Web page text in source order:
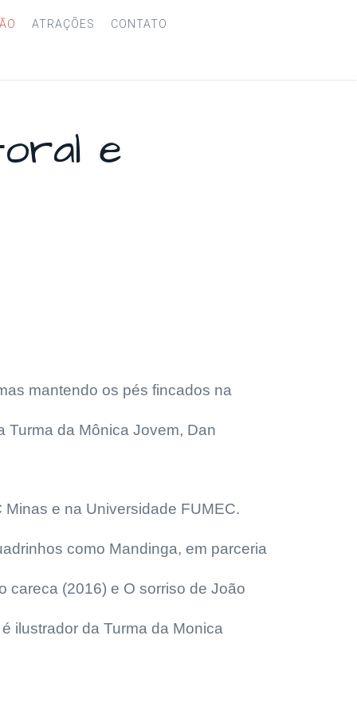
ATRAÇÕES CONTATO
e
mantendo os pés fincados na
Turma da Mônica Jovem, Dan
e na Universidade FUMEC.
como Mandinga, em parceria
careca (2016) e O sorriso de João
ilustrador da Turma da Monica